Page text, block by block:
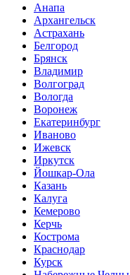
Анапа
Архангельск
Астрахань
Белгород
Брянск
Владимир
Волгоград
Вологда
Воронеж
Екатеринбург
Иваново
Ижевск
Иркутск
Йошкар-Ола
Казань
Калуга
Кемерово
Керчь
Кострома
Краснодар
Курск